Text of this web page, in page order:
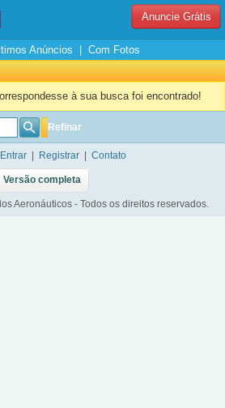
Anuncie Grátis
Anúncios
Com Fotos
à sua busca foi encontrado!
Refinar
Entrar Registrar Contato
Versão completa
Aeronáuticos - Todos os direitos reservados.